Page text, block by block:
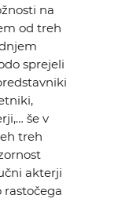
na
od treh
sprejeli
še v
treh
akterji
rastočega